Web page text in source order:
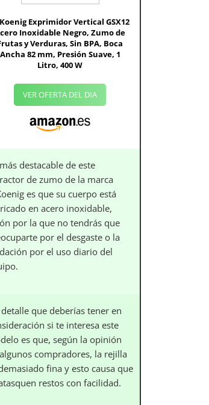
Exprimidor Vertical GSX12
Inoxidable Negro, Zumo de
y Verduras, Sin BPA, Boca
Ancha 82 mm, Presión Suave, 1
Litro, 400 W
VER OFERTA DEL DIA
destacable de este
de zumo de la marca
es que su cuerpo está
en acero inoxidable,
por la que no tendrás que
por el desgaste o la
por el uso diario del
que deberías tener en
si te interesa este
es que, según la opinión
compradores, la rejilla
fina y esto causa que
restos con facilidad.